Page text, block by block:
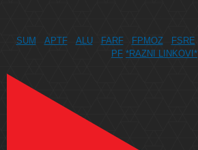
SUM APTF ALU FARF FPMOZ FSRE
PF *RAZNI LINKOVI*